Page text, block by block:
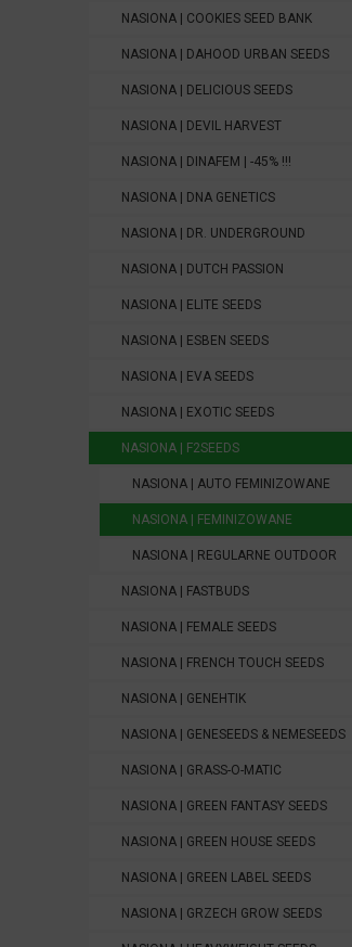
NASIONA | COOKIES SEED BANK
NASIONA | DAHOOD URBAN SEEDS
NASIONA | DELICIOUS SEEDS
NASIONA | DEVIL HARVEST
NASIONA | DINAFEM | -45% !!!
NASIONA | DNA GENETICS
NASIONA | DR. UNDERGROUND
NASIONA | DUTCH PASSION
NASIONA | ELITE SEEDS
NASIONA | ESBEN SEEDS
NASIONA | EVA SEEDS
NASIONA | EXOTIC SEEDS
NASIONA | F2SEEDS
NASIONA | AUTO FEMINIZOWANE
NASIONA | FEMINIZOWANE
NASIONA | REGULARNE OUTDOOR
NASIONA | FASTBUDS
NASIONA | FEMALE SEEDS
NASIONA | FRENCH TOUCH SEEDS
NASIONA | GENEHTIK
NASIONA | GENESEEDS & NEMESEEDS
NASIONA | GRASS-O-MATIC
NASIONA | GREEN FANTASY SEEDS
NASIONA | GREEN HOUSE SEEDS
NASIONA | GREEN LABEL SEEDS
NASIONA | GRZECH GROW SEEDS